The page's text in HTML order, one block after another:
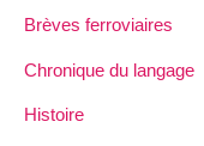
Brèves ferroviaires
Chronique du langage
Histoire